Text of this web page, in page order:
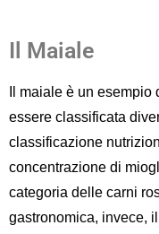
Il Maiale
maiale è un esempio
essere classificata
classificazione
concentrazione di
categoria delle carni
gastronomica, invece,